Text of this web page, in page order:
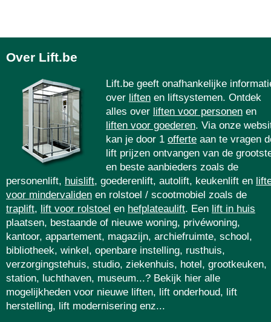
Over Lift.be
Lift.be geeft onafhankelijke
over liften en liftsystemen. Ontdek
alles over liften voor personen en
liften voor goederen. Via onze
kan je door 1 offerte aan te vragen
lift prijzen ontvangen van de
en beste aanbieders zoals de
personenlift, huislift, goederenlift, autolift, keukenlift en
voor mindervaliden en rolstoel / scootmobiel zoals de
traplift, lift voor rolstoel en hefplateaulift. Een lift in huis
plaatsen, bestaande of nieuwe woning, privéwoning,
kantoor, appartement, magazijn, archiefruimte, school,
bibliotheek, winkel, openbare instelling, rusthuis,
verzorgingstehuis, studio, ziekenhuis, hotel, grootkeuken,
station, luchthaven, museum...? Bekijk hier alle
mogelijkheden voor nieuwe liften, lift onderhoud, lift
herstelling, lift modernisering enz...